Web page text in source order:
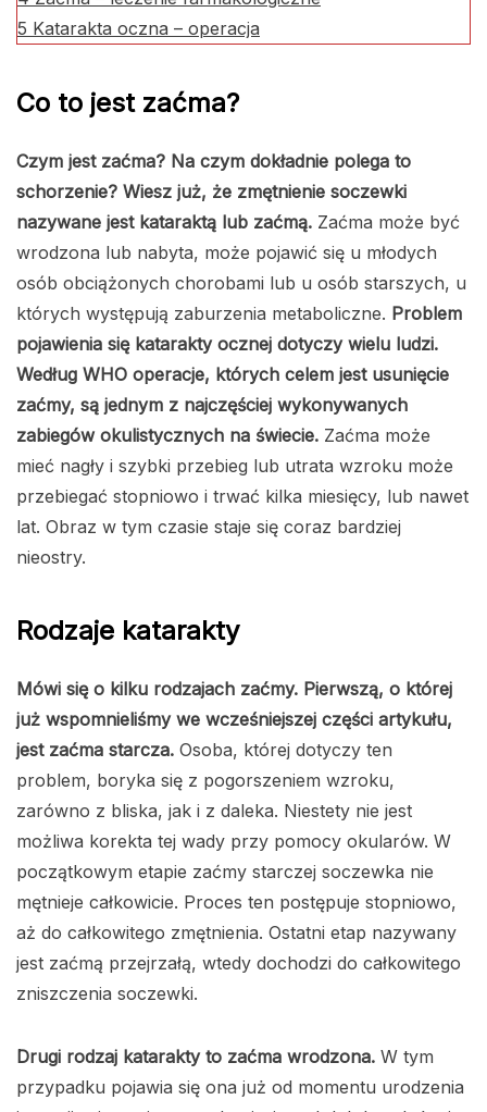
5 Katarakta oczna – operacja
Co to jest zaćma?
Czym jest zaćma? Na czym dokładnie polega to
schorzenie? Wiesz już, że zmętnienie soczewki
nazywane jest kataraktą lub zaćmą. Zaćma może być
wrodzona lub nabyta, może pojawić się u młodych
osób obciążonych chorobami lub u osób starszych, u
których występują zaburzenia metaboliczne. Problem
pojawienia się katarakty ocznej dotyczy wielu ludzi.
Według WHO operacje, których celem jest usunięcie
zaćmy, są jednym z najczęściej wykonywanych
zabiegów okulistycznych na świecie. Zaćma może
mieć nagły i szybki przebieg lub utrata wzroku może
przebiegać stopniowo i trwać kilka miesięcy, lub nawet
lat. Obraz w tym czasie staje się coraz bardziej
nieostry.
Rodzaje katarakty
Mówi się o kilku rodzajach zaćmy. Pierwszą, o której
już wspomnieliśmy we wcześniejszej części artykułu,
jest zaćma starcza. Osoba, której dotyczy ten
problem, boryka się z pogorszeniem wzroku,
zarówno z bliska, jak i z daleka. Niestety nie jest
możliwa korekta tej wady przy pomocy okularów. W
początkowym etapie zaćmy starczej soczewka nie
mętnieje całkowicie. Proces ten postępuje stopniowo,
aż do całkowitego zmętnienia. Ostatni etap nazywany
jest zaćmą przejrzałą, wtedy dochodzi do całkowitego
zniszczenia soczewki.
Drugi rodzaj katarakty to zaćma wrodzona. W tym
przypadku pojawia się ona już od momentu urodzenia